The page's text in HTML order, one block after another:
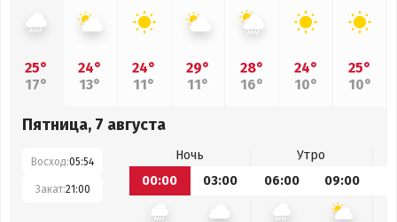
25°
17°
24°
13°
24°
11°
29°
11°
28°
16°
24°
10°
25°
10°
Пятница, 7 августа
Восход:05:54
Закат:21:00
Ночь
Утро
00:00
03:00 06:00 09:00